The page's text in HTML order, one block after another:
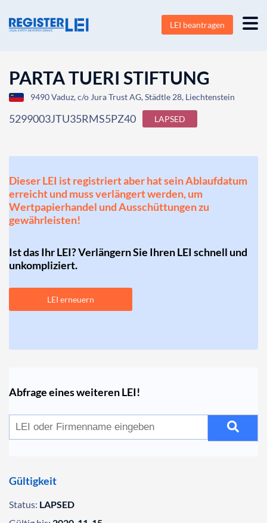
LEI beantragen
PARTA TUERI STIFTUNG
9490 Vaduz, c/o Jura Trust AG, Städtle 28, Liechtenstein
5299003JTU35RMS5PZ40 LAPSED
Dieser LEI ist registriert aber hat sein Ablaufdatum
erreicht und muss verlängert werden, um
Wertpapierhandel und Ausschüttungen zu
gewährleisten!
Ist das Ihr LEI? Verlängern Sie Ihren LEI schnell und
unkompliziert.
LEI erneuern
Abfrage eines weiteren LEI!
Gültigkeit
Status: LAPSED